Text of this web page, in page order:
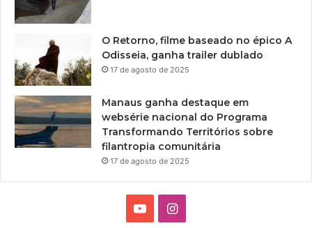
O Retorno, filme baseado no épico A
Odisseia, ganha trailer dublado
17 de agosto de 2025
Manaus ganha destaque em
websérie nacional do Programa
Transformando Territórios sobre
filantropia comunitária
17 de agosto de 2025
I